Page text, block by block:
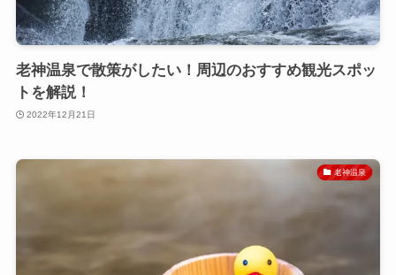
老神温泉で散策がしたい！周辺のおすすめ観光スポッ
トを解説！
2022年12月21日
老神温泉